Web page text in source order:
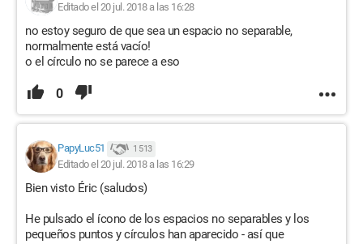
Editado el 20 jul. 2018 a las 16:28
no estoy seguro de que sea un espacio no separable,
normalmente está vacío!
o el círculo no se parece a eso
0
PapyLuc51 1 513
Editado el 20 jul. 2018 a las 16:29
Bien visto Éric (saludos)
He pulsado el ícono de los espacios no separables y los
pequeños puntos y círculos han aparecido - así que